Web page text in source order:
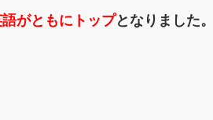
がともにトップとなりました。